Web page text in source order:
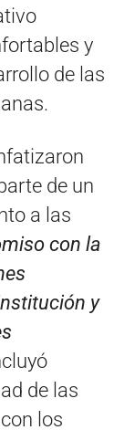
y
de las
de un
a las
con la
y
de las
los